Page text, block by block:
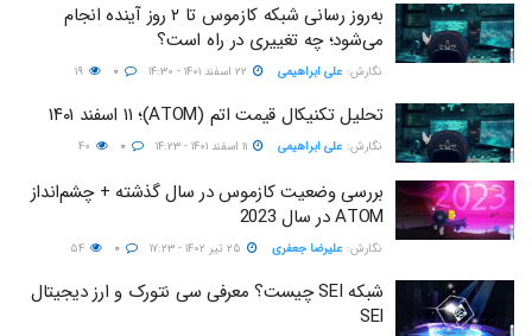
به‌روز رسانی شبکه کازموس تا ۲ روز آینده انجام
می‌شود؛ چه تغییری در راه است؟
نگارش:‌ علی ابراهیمی
تحلیل تکنیکال قیمت اتم (ATOM)؛ ۱۱ اسفند ۱۴۰۱
نگارش:‌ علی ابراهیمی
بررسی وضعیت کازموس در سال گذشته + چشم‌انداز
ATOM در سال 2023
نگارش:‌ علیرضا جعفری
شبکه SEI چیست؟ معرفی سی نتورک و ارز دیجیتال
SEI